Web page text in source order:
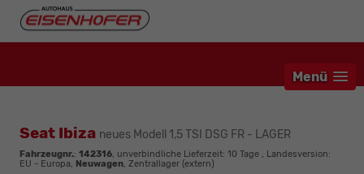
Menü
Seat Ibiza neues Modell 1,5 TSI DSG FR - LAGER
Fahrzeugnr.: 142316, unverbindliche Lieferzeit: 10 Tage , Landesversion:
EU - Europa, Neuwagen, Zentrallager (extern)